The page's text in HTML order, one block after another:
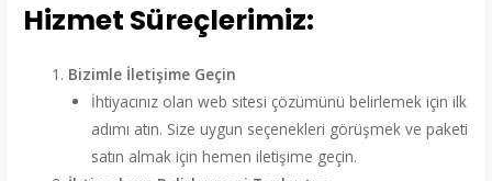
Hizmet Süreçlerimiz:
Bizimle İletişime Geçin
İhtiyacınız olan web sitesi çözümünü belirlemek için ilk
adımı atın. Size uygun seçenekleri görüşmek ve paketi
satın almak için hemen iletişime geçin.